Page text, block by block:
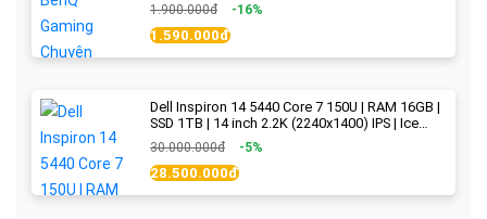
1.900.000đ -16%
1.590.000đ
Dell Inspiron 14 5440 Core 7 150U | RAM 16GB |
SSD 1TB | 14 inch 2.2K (2240x1400) IPS | Ice
Blue - New Fullbox
30.000.000đ -5%
28.500.000đ